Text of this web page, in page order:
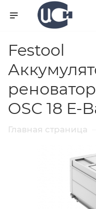
Festool
OSC 18 E-
Главная страница